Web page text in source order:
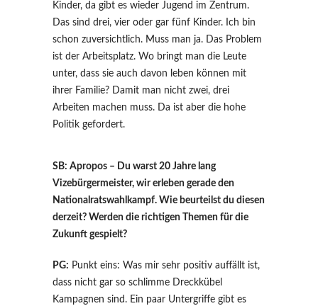
Kinder, da gibt es wieder Jugend im Zentrum.
Das sind drei, vier oder gar fünf Kinder. Ich bin
schon zuversichtlich. Muss man ja. Das Problem
ist der Arbeitsplatz. Wo bringt man die Leute
unter, dass sie auch davon leben können mit
ihrer Familie? Damit man nicht zwei, drei
Arbeiten machen muss. Da ist aber die hohe
Politik gefordert.
SB: Apropos – Du warst 20 Jahre lang
Vizebürgermeister, wir erleben gerade den
Nationalratswahlkampf. Wie beurteilst du diesen
derzeit? Werden die richtigen Themen für die
Zukunft gespielt?
PG: Punkt eins: Was mir sehr positiv auffällt ist,
dass nicht gar so schlimme Dreckkübel
Kampagnen sind. Ein paar Untergriffe gibt es